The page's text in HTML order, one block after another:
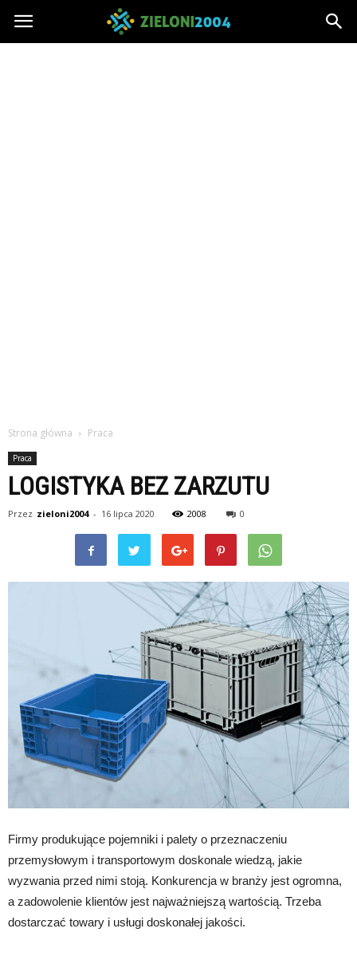
Zieloni2004.pl
Strona główna Praca
Praca
LOGISTYKA BEZ ZARZUTU
Przez zieloni2004 - 16 lipca 2020 2008 0
Firmy produkujące pojemniki i palety o przeznaczeniu
przemysłowym i transportowym doskonale wiedzą, jakie
wyzwania przed nimi stoją. Konkurencja w branży jest ogromna,
a zadowolenie klientów jest najważniejszą wartością. Trzeba
dostarczać towary i usługi doskonałej jakości.